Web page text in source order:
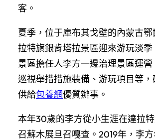
客。
夏季，位于庫布其戈壁的內蒙古
拉特旗銀肯塔拉景區迎來游玩淡季
景區擔任人李方一邊治理景區運
巡視舉措措施裝備、游玩項目等
供給包養網優質辦事。
本年30歲的李方從小生涯在達拉
召蘇木展旦召嘎查。2019年，李